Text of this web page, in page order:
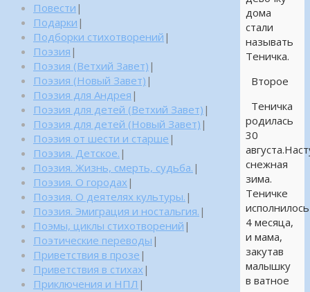
дома
стали
называть
Теничка.
Второе
Теничка
родилась
30
снежная
зима.
Теничке
исполнилось
4 месяца,
и мама,
закутав
малышку
в ватное
Повести |
Подарки |
Подборки стихотворений |
Поэзия |
Поэзия (Ветхий Завет) |
Поэзия (Новый Завет) |
Поэзия для Андрея |
Поэзия для детей (Ветхий Завет) |
Поэзия для детей (Новый Завет) |
Поэзия от шести и старше |
Поэзия. Детское. |
Поэзия. Жизнь, смерть, судьба. |
Поэзия. О городах |
Поэзия. О деятелях культуры. |
Поэзия. Эмиграция и ностальгия. |
Поэмы, циклы стихотворений |
Поэтические переводы |
Приветствия в прозе |
Приветствия в стихах |
Приключения и НПЛ |